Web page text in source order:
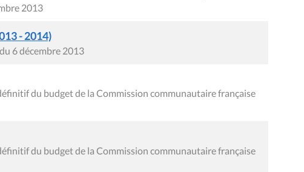
2013
- 2014)
6 décembre 2013
du budget de la Commission communautaire française
du budget de la Commission communautaire française